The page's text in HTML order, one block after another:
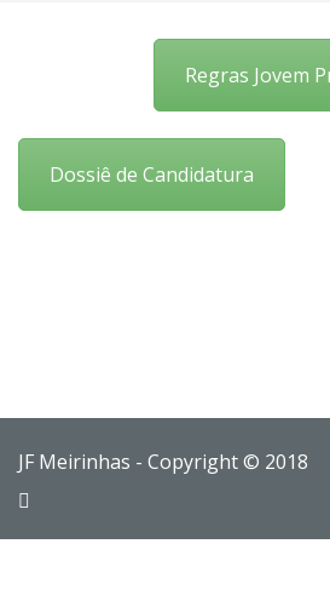
Regras Jovem
Dossiê de Candidatura
JF Meirinhas - Copyright © 2018